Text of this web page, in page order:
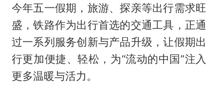
今年五一假期，旅游、探亲等出行需求旺
盛，铁路作为出行首选的交通工具，正通
过一系列服务创新与产品升级，让假期出
行更加便捷、轻松，为“流动的中国”注入
更多温暖与活力。